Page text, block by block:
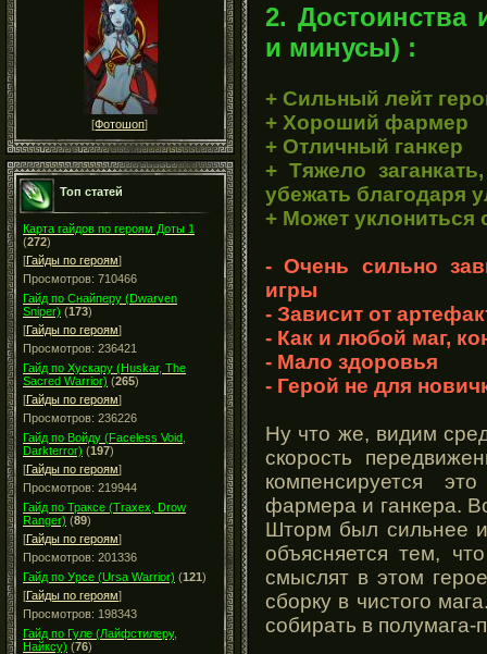
[Фотошоп]
Топ статей
Карта гайдов по героям Доты 1
(272)
[Гайды по героям]
Просмотров: 710466
Гайд по Снайперу (Dwarven
Sniper) (173)
[Гайды по героям]
Просмотров: 236421
Гайд по Хускару (Huskar, The
Sacred Warrior) (265)
[Гайды по героям]
Просмотров: 236226
Гайд по Войду (Faceless Void,
Darkterror) (197)
[Гайды по героям]
Просмотров: 219944
Гайд по Траксе (Traxex, Drow
Ranger) (89)
[Гайды по героям]
Просмотров: 201336
Гайд по Урсе (Ursa Warrior) (121)
[Гайды по героям]
Просмотров: 198343
Гайд по Гуле (Лайфстилеру,
Найксу) (76)
2. Достоинства
и минусы) :
+ Сильный лейт
+ Хороший фармер
+ Отличный ганкер
+ Тяжело
убежать благодаря
+ Может уклониться
- Очень сильно
игры
- Зависит от
- Как и любой маг,
- Мало здоровья
- Герой не для
Ну что же, видим
скорость
компенсируется
фармера и ганкера.
Шторм был сильнее
объясняется тем,
смыслят в этом
сборку в чистого
собирать в полумага-